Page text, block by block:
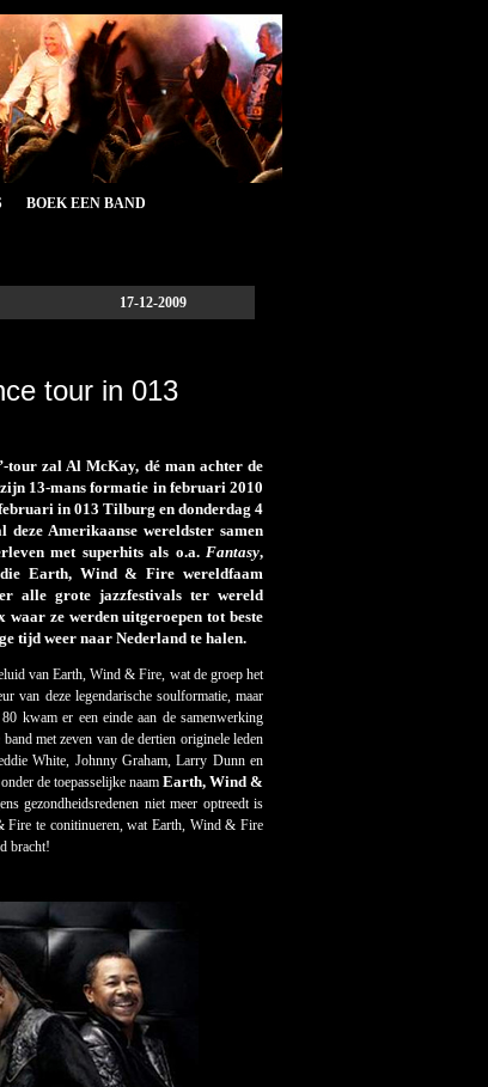
BOEK EEN BAND
17-12-2009
tour in 013
tour zal Al McKay, dé man achter de
13-mans formatie in februari 2010
in 013 Tilburg en donderdag 4
Amerikaanse wereldster samen
met superhits als o.a. Fantasy,
Earth, Wind & Fire wereldfaam
alle grote jazzfestivals ter wereld
ze werden uitgeroepen tot beste
tijd weer naar Nederland te halen.
van Earth, Wind & Fire, wat de groep het
van deze legendarische soulformatie, maar
kwam er een einde aan de samenwerking
met zeven van de dertien originele leden
White, Johnny Graham, Larry Dunn en
de toepasselijke naam Earth, Wind &
gezondheidsredenen niet meer optreedt is
Fire te conitinueren, wat Earth, Wind & Fire
bracht!